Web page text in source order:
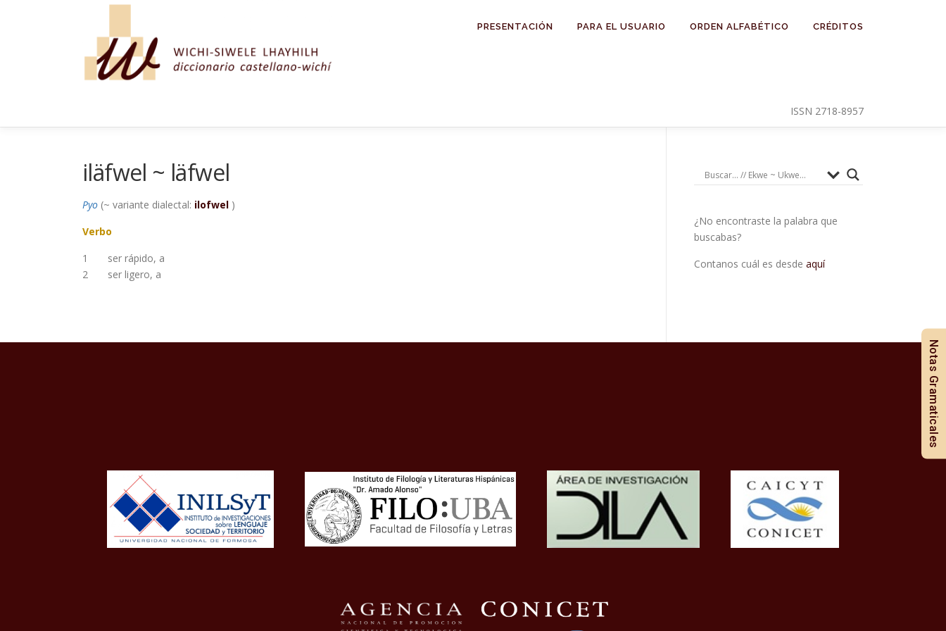
PRESENTACIÓN PARA EL USUARIO ORDEN ALFABÉTICO CRÉDITOS
ISSN 2718-8957
iläfwel ~ läfwel
Pyo (~ variante dialectal: ilofwel )
Verbo
1
ser rápido, a
2
ser ligero, a
¿No encontraste la palabra que
buscabas?
Contanos cuál es desde aquí
Notas Gramaticales